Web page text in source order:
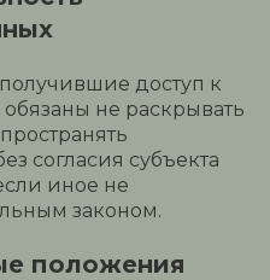
доступ к
не раскрывать
согласия субъекта
иное не
законом.
положения